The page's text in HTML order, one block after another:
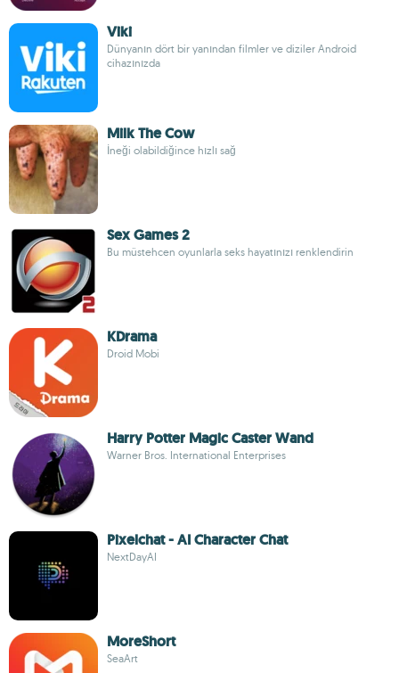
Viki
Dünyanın dört bir yanından filmler ve diziler Android
cihazınızda
Milk The Cow
İneği olabildiğince hızlı sağ
Sex Games 2
Bu müstehcen oyunlarla seks hayatınızı renklendirin
KDrama
Droid Mobi
Harry Potter Magic Caster Wand
Warner Bros. International Enterprises
Pixelchat - AI Character Chat
NextDayAI
MoreShort
SeaArt